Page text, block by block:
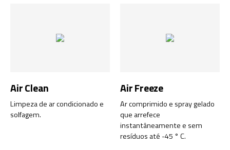
Air Clean
Limpeza de ar condicionado e
solfagem.
Air Freeze
Ar comprimido e spray gelado
que arrefece
instantâneamente e sem
resíduos até -45 ° C.